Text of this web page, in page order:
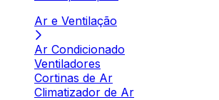
Ar e Ventilação
Ar Condicionado
Ventiladores
Cortinas de Ar
Climatizador de Ar